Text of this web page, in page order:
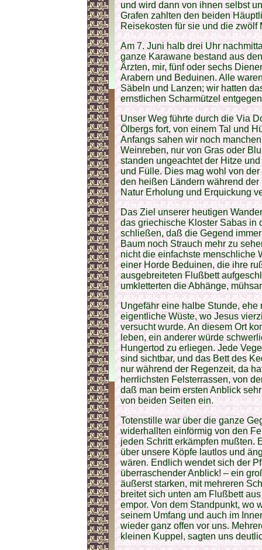
und wird dann von ihnen selbst
Grafen zahlten den beiden
Reisekosten für sie und die zwölf
Am 7. Juni halb drei Uhr
ganze Karawane bestand aus
Ärzten, mir, fünf oder sechs
Arabern und Beduinen. Alle
Säbeln und Lanzen; wir hatten
ernstlichen Scharmützel
Unser Weg führte durch die Via
Ölbergs fort, von einem Tal und
Anfangs sahen wir noch
Weinreben, nur von Gras oder
standen ungeachtet der Hitze
und Fülle. Dies mag wohl von
den heißen Ländern während
Natur Erholung und Erquickung
Das Ziel unserer heutigen
das griechische Kloster Sabas in
schließen, daß die Gegend
Baum noch Strauch mehr zu
nicht die einfachste menschliche
einer Horde Beduinen, die ihre
ausgebreiteten Flußbett
umkletterten die Abhänge,
Ungefähr eine halbe Stunde, ehe
eigentliche Wüste, wo Jesus
versucht wurde. An diesem Ort
leben, ein anderer würde
Hungertod zu erliegen. Jede
sind sichtbar, und das Bett des
nur während der Regenzeit, da
herrlichsten Felsterrassen, von
daß man beim ersten Anblick
von beiden Seiten ein.
Totenstille war über die ganze
widerhallten einförmig von den
jeden Schritt erkämpfen mußten.
über unsere Köpfe lautlos und
wären. Endlich wendet sich der
überraschender Anblick! – ein
äußerst starken, mit mehreren
breitet sich unten am Flußbett
empor. Von dem Standpunkt, wo
seinem Umfang und auch im
wieder ganz offen vor uns.
kleinen Kuppel, sagten uns